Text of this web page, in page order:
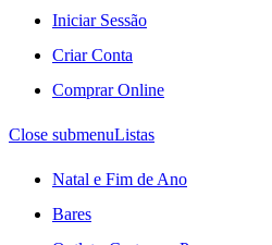
Iniciar Sessão
Criar Conta
Comprar Online
Close submenuListas
Natal e Fim de Ano
Bares